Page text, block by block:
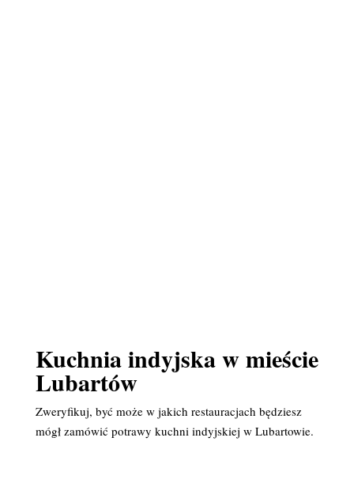
Kuchnia indyjska w mieście
Lubartów
Zweryfikuj, być może w jakich restauracjach będziesz
mógł zamówić potrawy kuchni indyjskiej w Lubartowie.